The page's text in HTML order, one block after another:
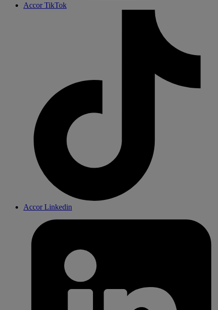
Accor TikTok
Accor Linkedin